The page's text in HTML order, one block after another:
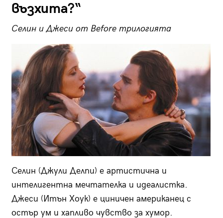
възхита?“
Селин и Джеси от Before трилогията
Селин (Джули Делпи) е артистична и
интелигентна мечтателка и идеалистка.
Джеси (Итън Хоук) е циничен американец с
остър ум и хапливо чувство за хумор.